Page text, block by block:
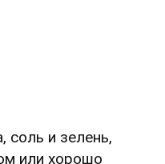
соль и зелень,
или хорошо